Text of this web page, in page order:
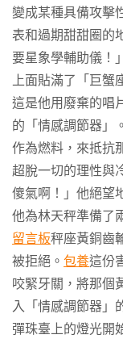
變成某種具備攻擊
表和過期甜甜圈的
要星象學輔助儀！
上面貼滿了「巨蟹
這是他用廢棄的唱
的「情感調節器」
作為燃料，來抵抗
超脫一切的理性與
傻氣啊！」他絕望
他為林天秤準備了
留言板秤座黃銅齒
被拒絕。 包養這份
咬緊牙關，將那個
入「情感調節器」
彈珠臺上的燈光開